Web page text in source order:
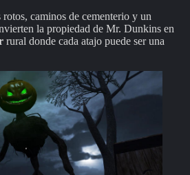
caminos de cementerio y un
la propiedad de Mr. Dunkins en
rural donde cada atajo puede ser una